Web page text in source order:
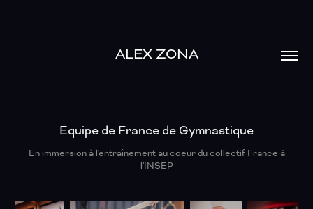
ALEX ZONA
Equipe de France de Gymnastique
En immersion à l'entraînement au coeur du collectif France à
l'INSEP